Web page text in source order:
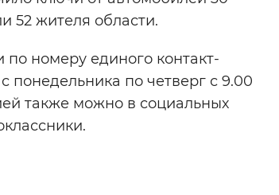
52 жителя области.
по номеру единого контакт-
по четверг с 9.00
также можно в социальных